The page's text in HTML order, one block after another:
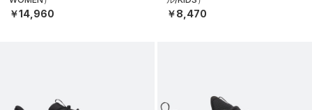
￥14,960 ￥8,470